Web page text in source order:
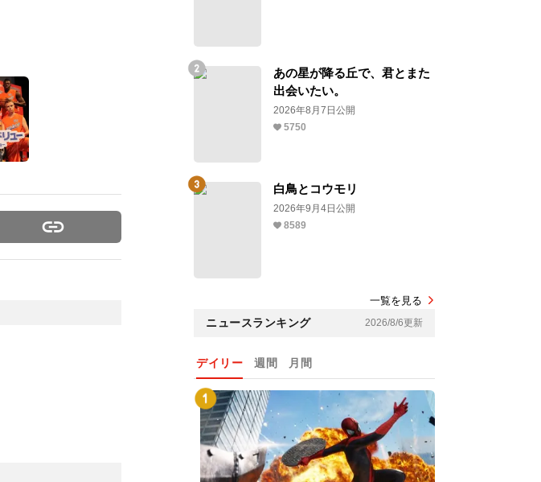
あの星が降る丘で、君とまた
出会いたい。
2026年8月7日公開
5750
白鳥とコウモリ
2026年9月4日公開
8589
一覧を見る
ニュースランキング 2026/8/6更新
デイリー 週間 月間